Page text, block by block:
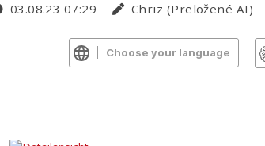
03.08.23 07:29 Chriz (Preložené AI)
Choose your language